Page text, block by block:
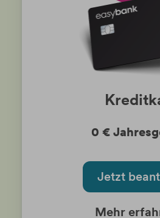
0 €
Jetzt
Mehr